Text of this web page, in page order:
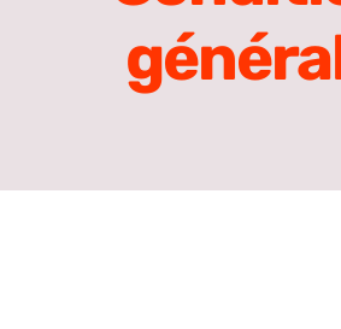
Blog
Contact